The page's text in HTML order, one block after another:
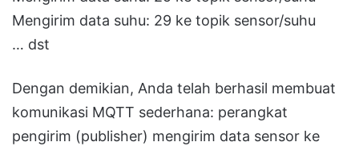
Mengirim data suhu: 29 ke topik sensor/suhu
… dst
Dengan demikian, Anda telah berhasil membuat
komunikasi MQTT sederhana: perangkat
pengirim (publisher) mengirim data sensor ke